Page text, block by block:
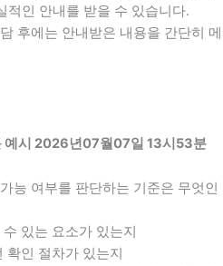
적인 안내를 받을 수 있습니다.
후에는 안내받은 내용을 간단히 메
예시 2026년07월07일 13시53분
능 여부를 판단하는 기준은 무엇인
있는 요소가 있는지
확인 절차가 있는지